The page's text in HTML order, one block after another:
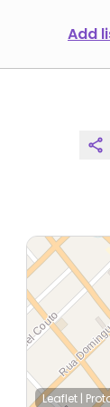
Add
Leaflet |